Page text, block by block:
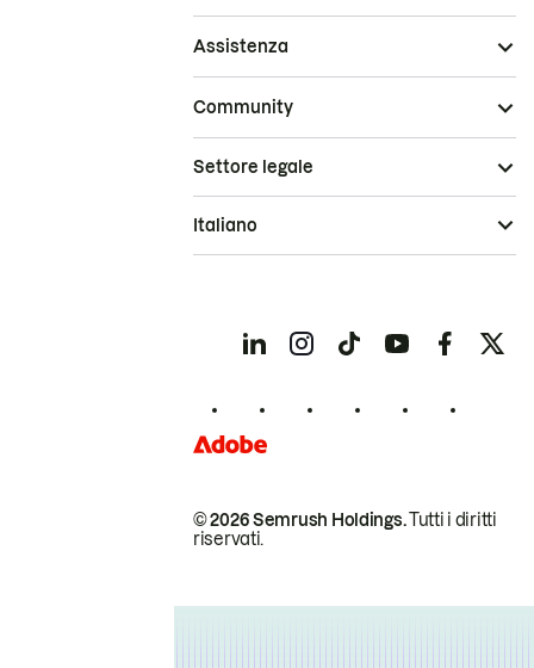
Assistenza
Community
© 2026 Semrush Holdings.Tutti i diritti
riservati.
Settore legale
Italiano